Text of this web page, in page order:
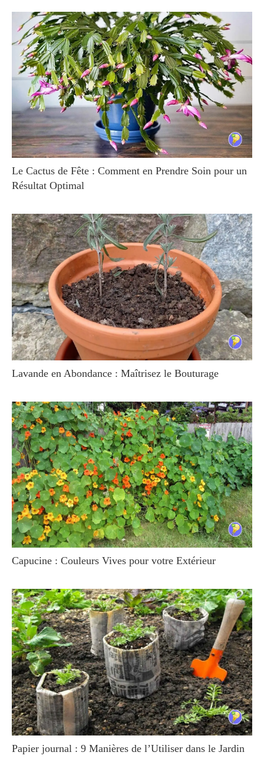
Le Cactus de Fête : Comment en Prendre Soin pour un
Résultat Optimal
Lavande en Abondance : Maîtrisez le Bouturage
Capucine : Couleurs Vives pour votre Extérieur
Papier journal : 9 Manières de l’Utiliser dans le Jardin